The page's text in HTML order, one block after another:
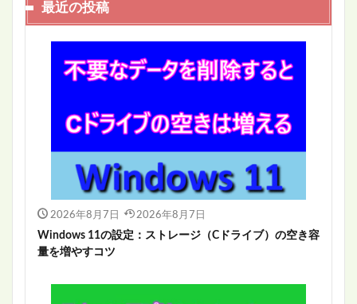
最近の投稿
2026年8月7日 2026年8月7日
Windows 11の設定：ストレージ（Cドライブ）の空き容
量を増やすコツ